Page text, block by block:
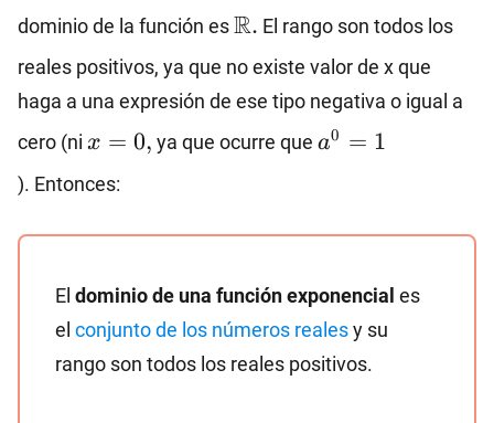
dominio de la función es\mathbb{R}.
R. El rango son todos los
reales positivos, ya que no existe valor de x que
haga a una expresión de ese tipo negativa o igual a
cero (ni x=0,
x = 0, ya que ocurre quea^0=1
a0 = 1
). Entonces:
El dominio de una función exponencial es
el conjunto de los números realesy su
rango son todos los reales positivos.